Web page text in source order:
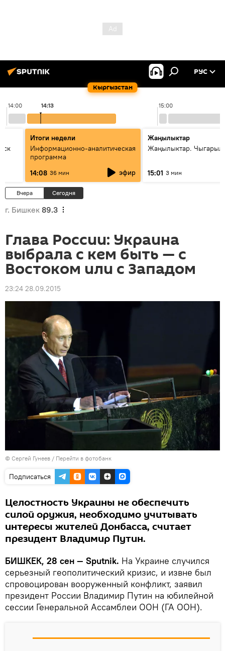
Кыргызстан
РУС
14:00 15:00
14:13
Итоги недели
Информационно-аналитическая
программа
14:08 36 мин эфир
Жаңылыктар
Жаңылыктар.
15:01 3 мин
Вчера Сегодня
г. Бишкек 89.3
Глава России: Украина
выбрала с кем быть — с
Востоком или с Западом
23:24 28.09.2015
© Сергей Гунеев / Перейти в фотобанк
Подписаться
Целостность Украины не обеспечить
силой оружия, необходимо учитывать
интересы жителей Донбасса, считает
президент Владимир Путин.
БИШКЕК, 28 сен — Sputnik. На Украине случился
серьезный геополитический кризис, и извне был
спровоцирован вооруженный конфликт, заявил
президент России Владимир Путин на юбилейной
сессии Генеральной Ассамблеи ООН (ГА ООН).